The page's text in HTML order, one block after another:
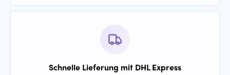
Schnelle Lieferung mit DHL Express